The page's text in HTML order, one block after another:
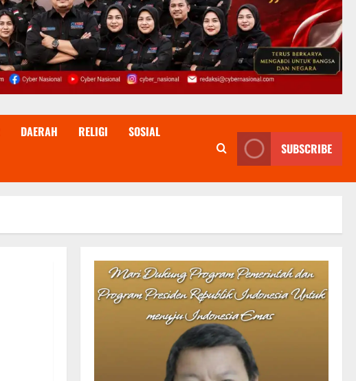
DAERAH RELIGI SOSIAL
SUBSCRIBE